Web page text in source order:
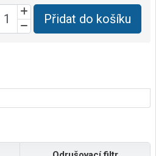
Přidat do košíku